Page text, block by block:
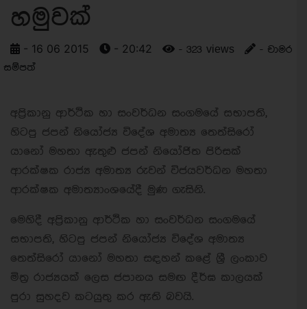
හමුවක්
- 16 06 2015 - 20:42 - 323 views
- චාමර
සම්පත්
අප්‍රිකානු ආර්ථික හා සංවර්ධන සංගමයේ සභාපති,
හිටපු ජපන් නියෝජ්‍ය විදේශ අමාත්‍ය තෙත්සිරෝ
යානෝ මහතා ඇතුළු ජපන් නියෝජිත පිරිසක්
ආරක්ෂක රාජ්‍ය අමාත්‍ය රුවන් විජයවර්ධන මහතා
ආරක්ෂක අමාත්‍යාංශයේදී මුණ ගැසිනි.
මෙහිදී අප්‍රිකානු ආර්ථික හා සංවර්ධන සංගමයේ
සභාපති, හිටපු ජපන් නියෝජ්‍ය විදේශ අමාත්‍ය
තෙත්සිරෝ යානෝ මහතා සඳහන් කළේ ශ්‍රී ලංකාව
මිත්‍ර රාජ්‍යයක් ලෙස ජපානය සමඟ දීර්ඝ කාලයක්
පුරා සුහදව කටයුතු කර ඇති බවයි.